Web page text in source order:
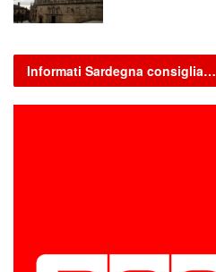
Informati Sardegna consiglia…